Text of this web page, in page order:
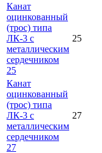
Канат
оцинкованный
(трос) типа
ЛК-3 с
металлическим
сердечником
25
25
Канат
оцинкованный
(трос) типа
ЛК-3 с
металлическим
сердечником
27
27